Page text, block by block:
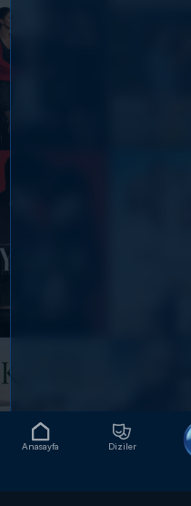
Anasayfa Diziler